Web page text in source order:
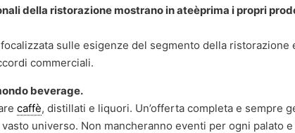
della ristorazione mostrano in ateèprima i propri
sulle esigenze del segmento della ristorazione
commerciali.
beverage.
caffè, distillati e liquori. Un’offerta completa e sempre
universo. Non mancheranno eventi per ogni palato